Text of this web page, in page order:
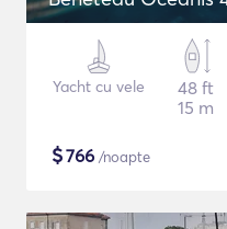
Yacht cu vele
48 ft
15 m
$766 /noapte